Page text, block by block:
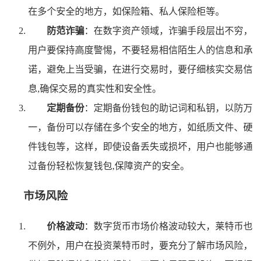
在多个安全的地方，如保险箱、私人保险柜等。
防范诈骗：在数字资产领域，诈骗手段层出不穷，
用户要保持高度警惕，不要轻易相信陌生人的信息和承
诺，避免上当受骗，在进行交易时，要仔细核实交易信
息,确保交易的真实性和安全性。
定期备份：定期备份钱包的助记词和私钥，以防万
一，备份可以存储在多个安全的地方，如纸质文件、硬
件钱包等，这样，即使设备丢失或损坏，用户也能够通
过备份轻松恢复钱包,保障资产的安全。
市场风险
价格波动：数字货币市场价格波动较大，莱特币也
不例外，用户在投资莱特币时，要充分了解市场风险，